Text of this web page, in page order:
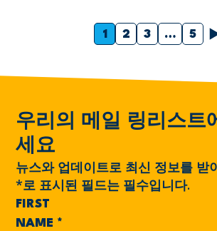
1 2 3 … 5
우리의 메일 링리스트
세요
뉴스와 업데이트로 최신 정보를 받
*로 표시된 필드는 필수입니다.
FIRST
NAME *